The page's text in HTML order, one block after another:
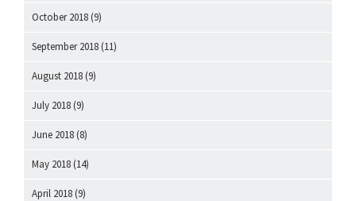
October 2018 (9)
September 2018 (11)
August 2018 (9)
July 2018 (9)
June 2018 (8)
May 2018 (14)
April 2018 (9)